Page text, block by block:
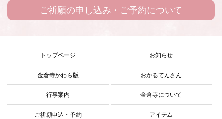
ご祈願の申し込み・ご予約について
トップページ お知らせ
金倉寺かわら版 おかるてんさん
行事案内 金倉寺について
ご祈願申込・予約 アイテム